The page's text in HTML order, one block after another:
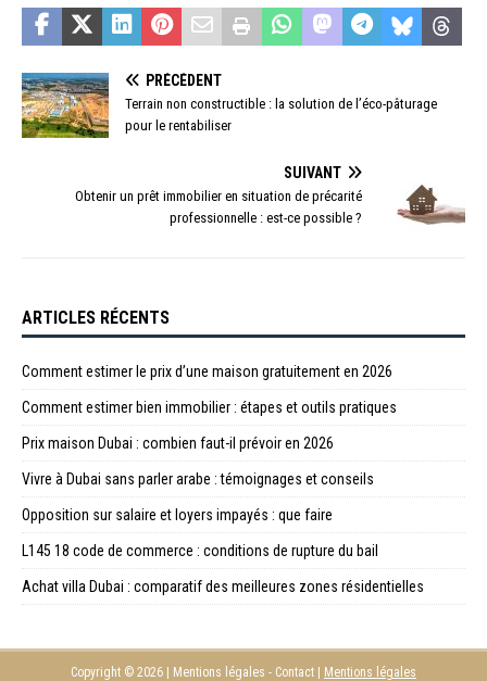
PRÉCÉDENT
Terrain non constructible : la solution de l’éco-pâturage
pour le rentabiliser
SUIVANT
Obtenir un prêt immobilier en situation de précarité
professionnelle : est-ce possible ?
ARTICLES RÉCENTS
Comment estimer le prix d’une maison gratuitement en 2026
Comment estimer bien immobilier : étapes et outils pratiques
Prix maison Dubai : combien faut-il prévoir en 2026
Vivre à Dubai sans parler arabe : témoignages et conseils
Opposition sur salaire et loyers impayés : que faire
L145 18 code de commerce : conditions de rupture du bail
Achat villa Dubai : comparatif des meilleures zones résidentielles
Copyright © 2026 | Mentions légales - Contact Mentions légales